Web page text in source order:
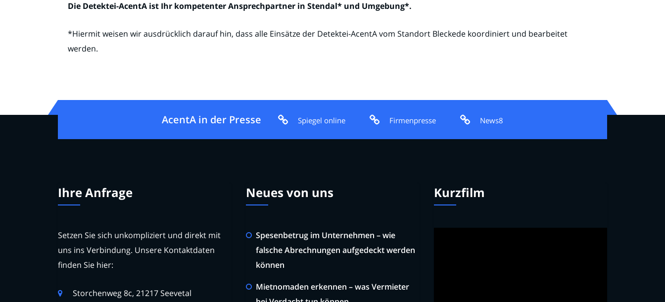
Die Detektei-AcentA ist Ihr kompetenter Ansprechpartner in Stendal* und Umgebung*.
*Hiermit weisen wir ausdrücklich darauf hin, dass alle Einsätze der Detektei-AcentA vom Standort Bleckede koordiniert und bearbeitet
werden.
AcentA in der Presse Spiegel online Firmenpresse News8
Ihre Anfrage
Setzen Sie sich unkompliziert und direkt mit
uns ins Verbindung. Unsere Kontaktdaten
finden Sie hier:
Storchenweg 8c, 21217 Seevetal
Neues von uns
Spesenbetrug im Unternehmen – wie
falsche Abrechnungen aufgedeckt werden
können
Mietnomaden erkennen – was Vermieter
Kurzfilm